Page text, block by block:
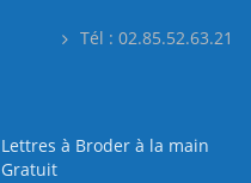
Tél : 02.85.52.63.21
Lettres à Broder à la main
Gratuit